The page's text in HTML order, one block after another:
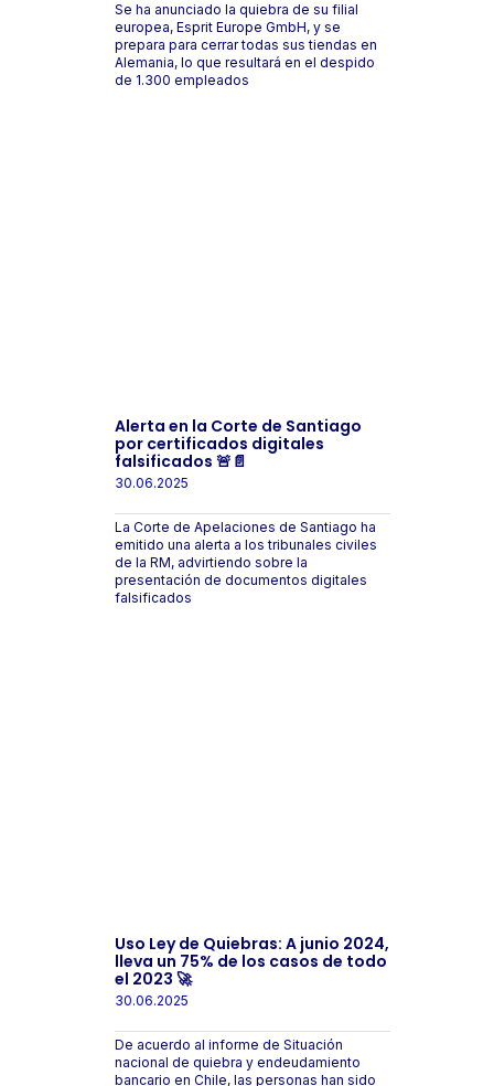
Se ha anunciado la quiebra de su filial
europea, Esprit Europe GmbH, y se
prepara para cerrar todas sus tiendas en
Alemania, lo que resultará en el despido
de 1.300 empleados
Alerta en la Corte de Santiago
por certificados digitales
falsificados 🚨📄
30.06.2025
La Corte de Apelaciones de Santiago ha
emitido una alerta a los tribunales civiles
de la RM, advirtiendo sobre la
presentación de documentos digitales
falsificados
Uso Ley de Quiebras: A junio 2024,
lleva un 75% de los casos de todo
el 2023 🚀
30.06.2025
De acuerdo al informe de Situación
nacional de quiebra y endeudamiento
bancario en Chile, las personas han sido